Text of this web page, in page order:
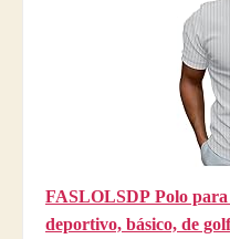
FASLOLSDP Polo
deportivo, básico, de